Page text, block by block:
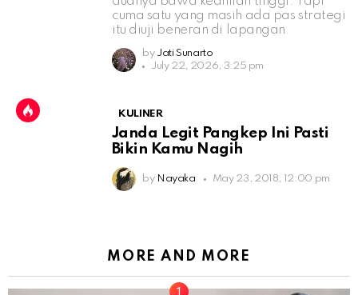
cuma satu yang masih ada pas strategi
itu diuji beneran di lapangan.
by Jati Sunarto
July 22, 2026, 3:25 pm
KULINER
Janda Legit Pangkep Ini Pasti
Bikin Kamu Nagih
by Nayaka May 23, 2018, 12:00 pm
MORE AND MORE